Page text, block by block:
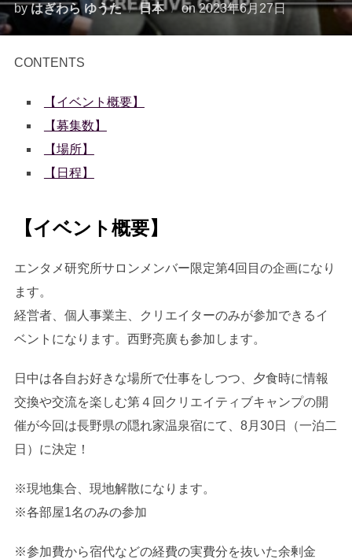
byはぎわら ゆうた 日本 on投
2023年6月27日
CONTENTS
【イベント概要】
【募集数】
【場所】
【日程】
【イベント概要】
エンタメ研究所サロンメンバー限定第4回目の企画になり
ます。
経営者、個人事業主、クリエイターのみが参加できるイ
ベントになります。西野亮廣も参加します。
日中は各自お好きな場所で仕事をしつつ、夕食時に情報
交換や交流を楽しむ第４回クリエイティブキャンプの開
催が今回は長野県の隠れ家温泉宿にて、8月30日（一泊二
日）に決定！
※現地集合、現地解散になります。
※各部屋1名のみの参加
※参加費から宿代などの経費の実費分を抜いた余剰金